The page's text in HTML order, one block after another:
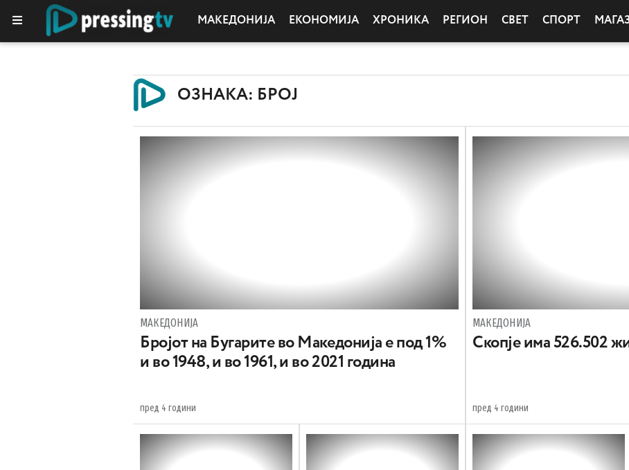
МАКЕДОНИЈА ЕКОНОМИЈА ХРОНИКА РЕГИОН СВЕТ СПОРТ
ОЗНАКА: БРОЈ
МАКЕДОНИЈА
Бројот на Бугарите во Македонија е под 1%
и во 1948, и во 1961, и во 2021 година
пред 4 години
МАКЕДОНИЈА
Скопје има 526.502
пред 4 години